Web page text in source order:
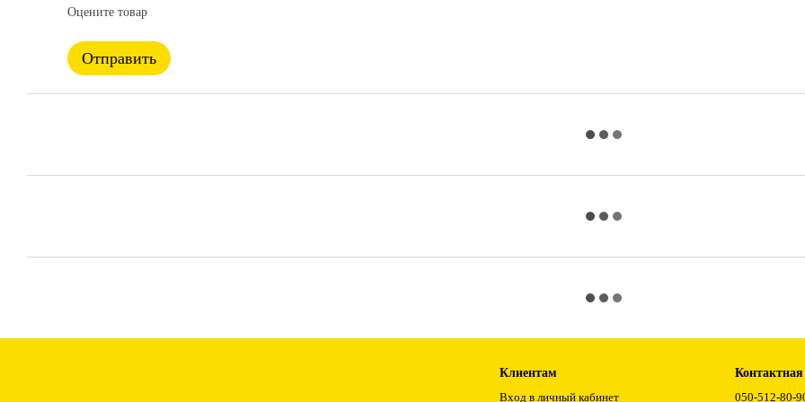
Оцените товар
Отправить
Клиентам
Вход в личный кабинет
050-512-80-